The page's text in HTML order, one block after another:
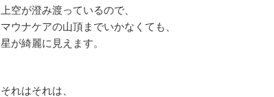
上空が澄み渡っているので、
マウナケアの山頂までいかなくても、
星が綺麗に見えます。
それはそれは、